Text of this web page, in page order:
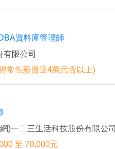
資料庫管理師
有限公司
常性薪資達4萬元含以上)
)一二三生活科技股份有限公司
至 70,000元